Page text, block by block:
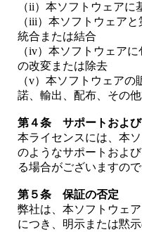
（ii）本ソフトウェア
（iii）本ソフトウェア
統合または結合
（iv）本ソフトウェア
の改変または除去
（v）本ソフトウェア
諾、輸出、配布、その
第４条 サポートおよび
本ライセンスには、本
のようなサポートおよ
る場合がございますの
第５条 保証の否定
弊社は、本ソフトウェ
につき、明示または黙